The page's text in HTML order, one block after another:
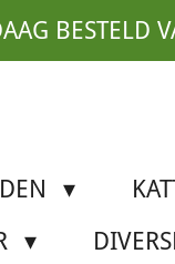
BESTELD